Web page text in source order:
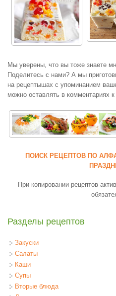
Мы уверены, что вы тоже знаете
Поделитесь с нами? А мы
на рецептышах с упоминанием
можно оставлять в комментариях
ПОИСК РЕЦЕПТОВ ПО
При копировании рецептов
Разделы рецептов
Закуски
Салаты
Каши
Супы
Вторые блюда